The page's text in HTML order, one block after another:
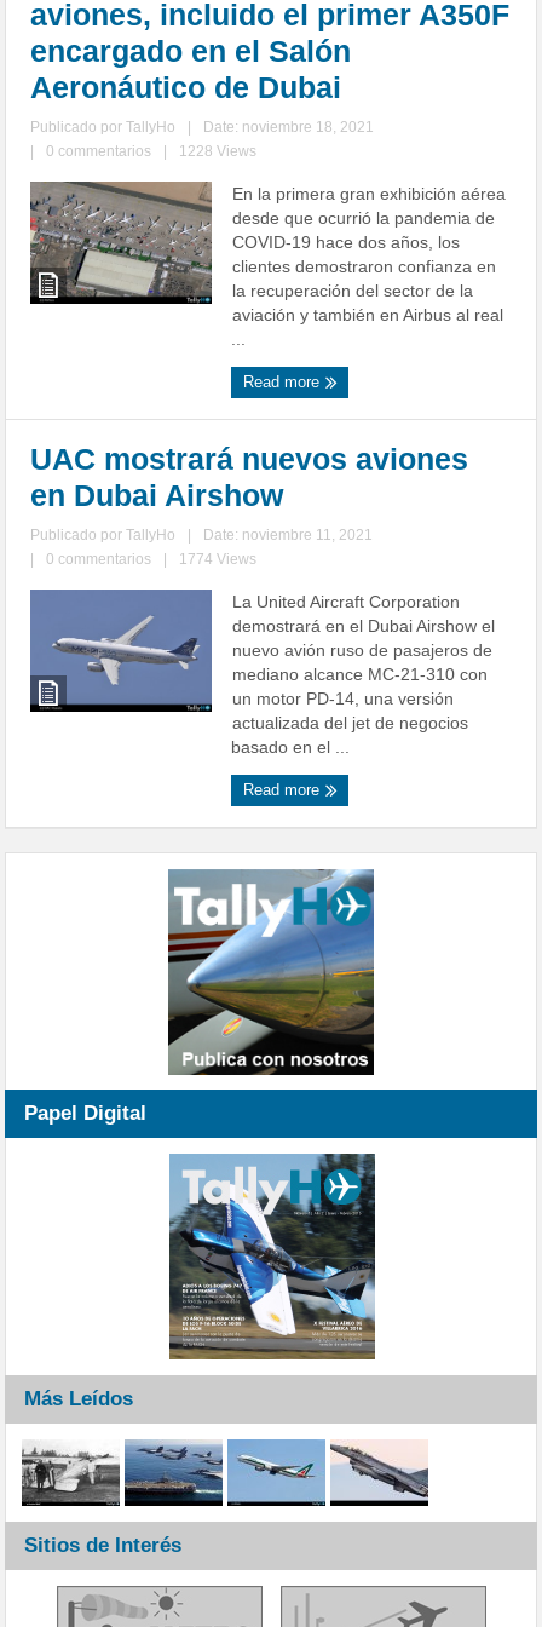
aviones, incluido el primer A350F
encargado en el Salón
Aeronáutico de Dubai
Publicado porTallyHo
Date: noviembre 18, 2021
0 commentarios 1228 Views
En la primera gran exhibición aérea
desde que ocurrió la pandemia de
COVID-19 hace dos años, los
clientes demostraron confianza en
la recuperación del sector de la
aviación y también en Airbus al real
...
Read more
UAC mostrará nuevos aviones
en Dubai Airshow
Publicado porTallyHo
Date: noviembre 11, 2021
0 commentarios 1774 Views
La United Aircraft Corporation
demostrará en el Dubai Airshow el
nuevo avión ruso de pasajeros de
mediano alcance MC-21-310 con
un motor PD-14, una versión
actualizada del jet de negocios
basado en el ...
Read more
Papel Digital
Más Leídos
Sitios de Interés